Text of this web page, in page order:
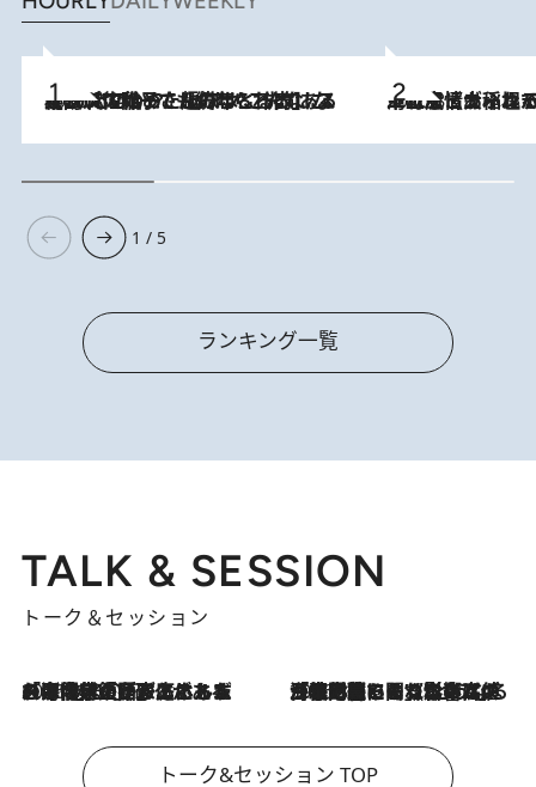
2026.8.5
【阿川佐和子さんの年とる力】なぜ70代で始めた趣味は“こんなに楽しい”のか？ ピアノ、俳句…スランプに陥っても続けられる“ある秘訣”とは 2026.8.5
下町風情あふれる台北屈指の人気エリア・大稲埕でセンスのいい台湾土産《ヴ
1 / 5
ランキング一覧
TALK & SESSION
トーク＆セッション
2026.8.3
「今後値上げがあるとすれば…」「リスクがあるのは今年の冬」エネルギー専門家が語る、ホルムズ海峡封鎖が家庭にもたらす“ある心配” 2026.8.3
「住宅建てられない…」「サーチャージ料の高値が続いている」ホルムズ海峡封鎖による影響はいつまで続く？《エネルギー専門家に聞く“どうなる日本の暮らし”》
トーク&セッション TOP